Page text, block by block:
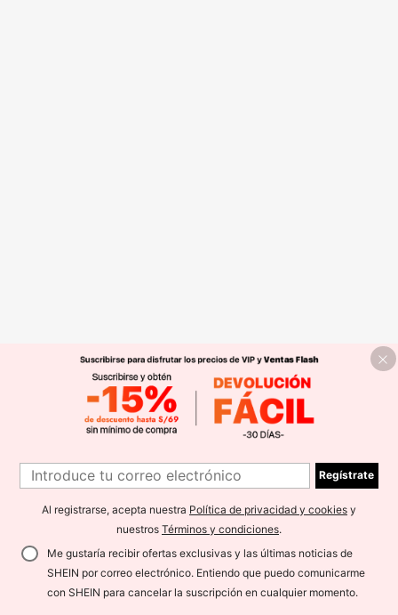
Regístrate
Al registrarse, acepta nuestra Política de privacidad y cookies y
nuestros Términos y condiciones.
Me gustaría recibir ofertas exclusivas y las últimas noticias de
SHEIN por correo electrónico. Entiendo que puedo comunicarme
con SHEIN para cancelar la suscripción en cualquier momento.